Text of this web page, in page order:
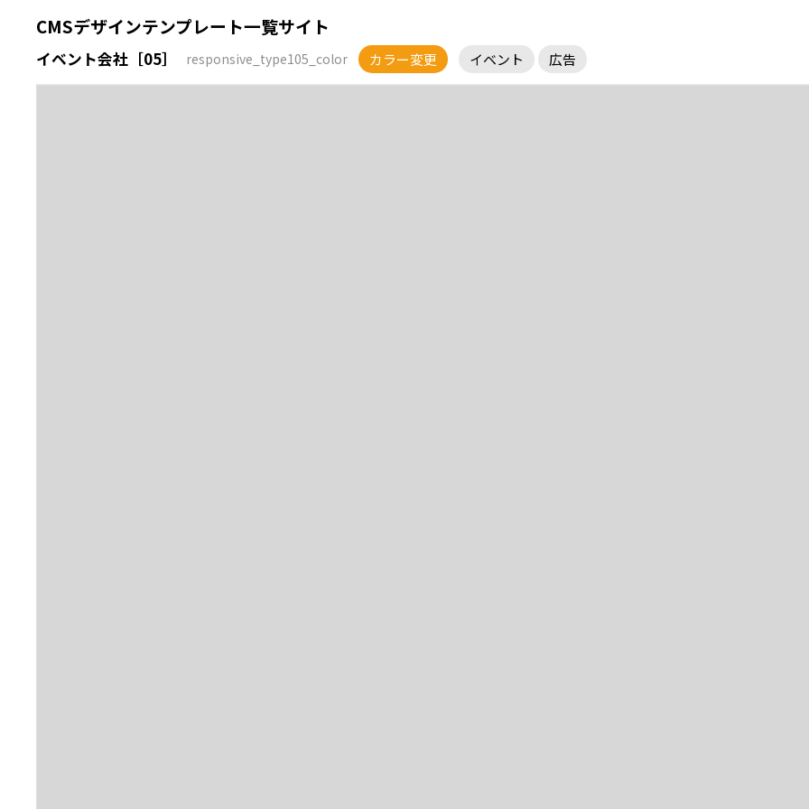
CMSデザインテンプレート一覧サイト
イベント会社［05］ responsive_type105_color 広告
イベント
カラー変更